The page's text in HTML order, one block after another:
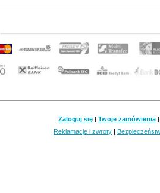
Zaloguj się | Twoje zamówienia
Reklamacje i zwroty |